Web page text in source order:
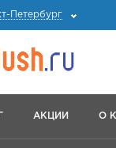
Петербург
АКЦИИ О